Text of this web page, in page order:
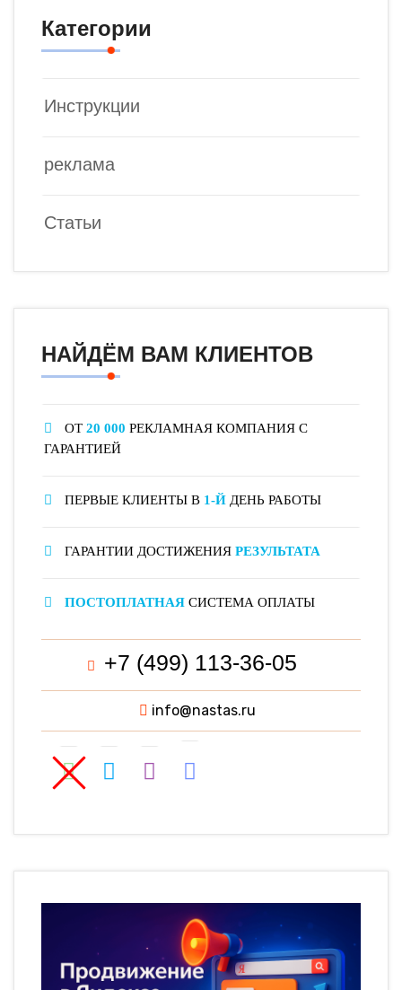
Категории
Инструкции
реклама
Статьи
НАЙДЁМ ВАМ КЛИЕНТОВ
ОТ 20 000 РЕКЛАМНАЯ КОМПАНИЯ С
ГАРАНТИЕЙ
ПЕРВЫЕ КЛИЕНТЫ В 1-Й ДЕНЬ РАБОТЫ
ГАРАНТИИ ДОСТИЖЕНИЯ РЕЗУЛЬТАТА
ПОСТОПЛАТНАЯ СИСТЕМА ОПЛАТЫ
+7 (499) 113-36-05
info@nastas.ru